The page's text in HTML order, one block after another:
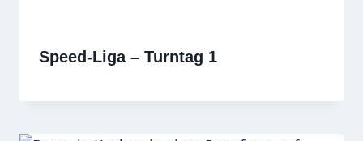
Speed-Liga – Turntag 1